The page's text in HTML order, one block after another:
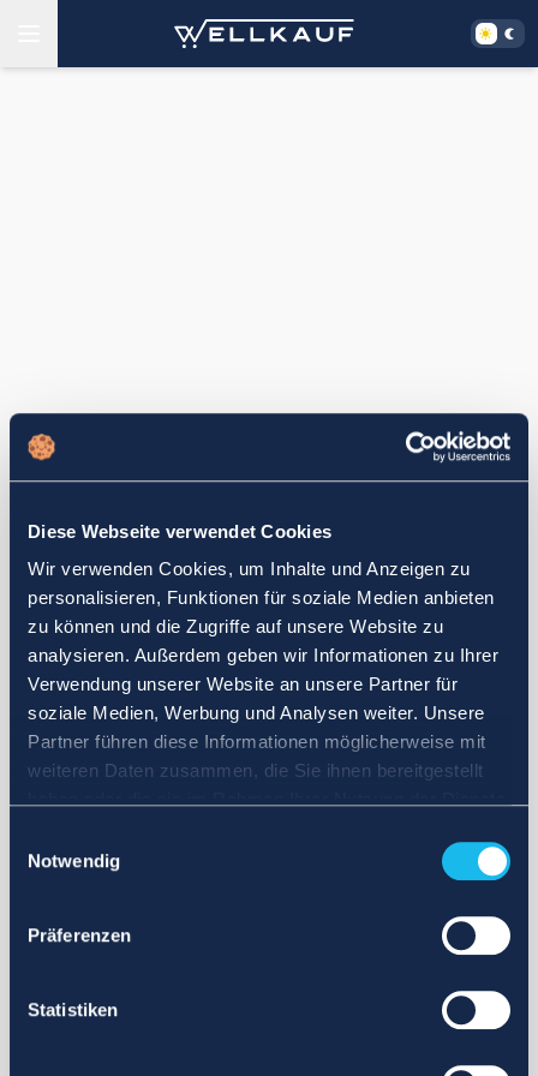
Diese Webseite verwendet Cookies
Wir verwenden Cookies, um Inhalte und Anzeigen zu
personalisieren, Funktionen für soziale Medien anbieten
zu können und die Zugriffe auf unsere Website zu
analysieren. Außerdem geben wir Informationen zu Ihrer
Verwendung unserer Website an unsere Partner für
soziale Medien, Werbung und Analysen weiter. Unsere
Partner führen diese Informationen möglicherweise mit
weiteren Daten zusammen, die Sie ihnen bereitgestellt
Notwendig
Präferenzen
Statistiken